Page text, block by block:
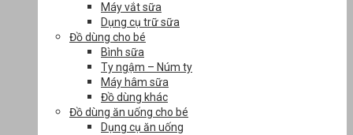
Máy vắt sữa
Dụng cụ trữ sữa
Đồ dùng cho bé
Bình sữa
Ty ngậm – Núm ty
Máy hâm sữa
Đồ dùng khác
Đồ dùng ăn uống cho bé
Dụng cụ ăn uống